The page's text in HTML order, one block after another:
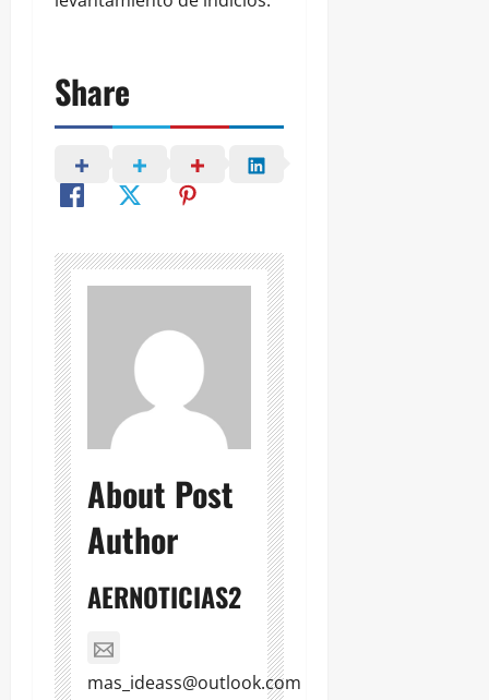
Share
About Post
Author
AERNOTICIAS2
mas_ideass@outlook.com